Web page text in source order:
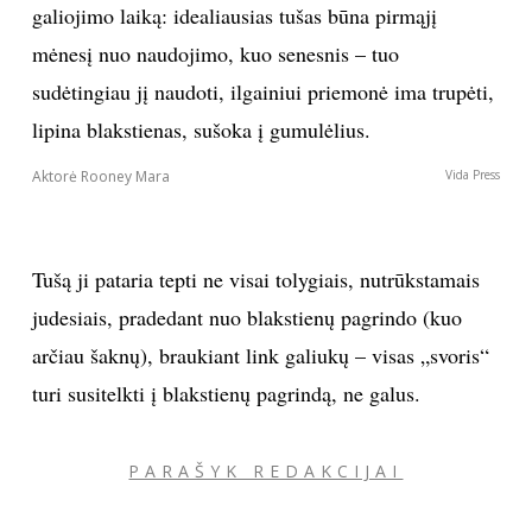
galiojimo laiką: idealiausias tušas būna pirmąjį
mėnesį nuo naudojimo, kuo senesnis – tuo
sudėtingiau jį naudoti, ilgainiui priemonė ima trupėti,
lipina blakstienas, sušoka į gumulėlius.
Aktorė Rooney Mara Vida Press
Tušą ji pataria tepti ne visai tolygiais, nutrūkstamais
judesiais, pradedant nuo blakstienų pagrindo (kuo
arčiau šaknų), braukiant link galiukų – visas „svoris“
turi susitelkti į blakstienų pagrindą, ne galus.
PARAŠYK REDAKCIJAI